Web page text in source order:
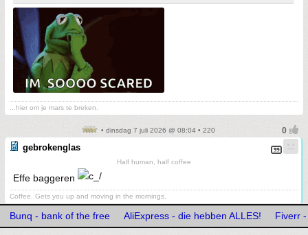
...hier om je mars te breken.
• dinsdag 7 juli 2026 @ 08:04 • 220
gebrokenglas
Half human, half coffee
Effe baggeren
Coffee. Gets you up and moving in the mornings.
Bunq - bank of the free AliExpress - die hebben ALLES! Fiverr